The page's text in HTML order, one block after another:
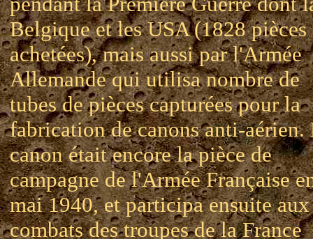
Belgique et les USA (1828 pièces
achetées), mais aussi par l'Armée
Allemande qui utilisa nombre de
tubes de pièces capturées pour la
fabrication de canons anti-aérien.
canon était encore la pièce de
campagne de l'Armée Française
mai 1940, et participa ensuite aux
combats des troupes de la France